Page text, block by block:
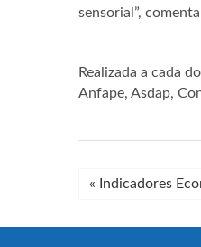
sensorial”,
Realizada a cada
Anfape, Asdap,
« Indicadores